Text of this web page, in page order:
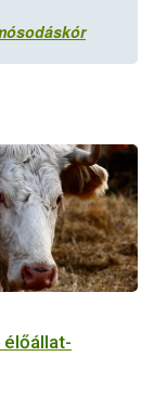
élőállat-